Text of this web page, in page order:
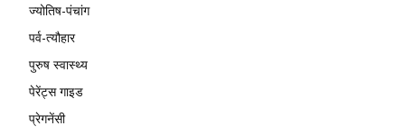
ज्योतिष-पंचांग
पर्व-त्यौहार
पुरुष स्वास्थ्य
पेरेंट्स गाइड
प्रेगनेंसी